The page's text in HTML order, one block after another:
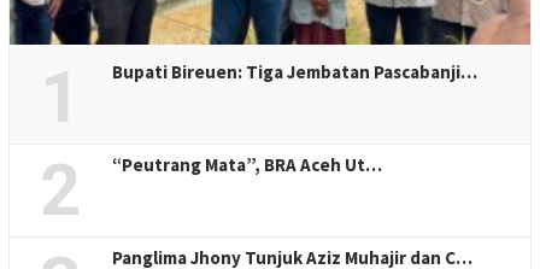
1 Bupati Bireuen: Tiga Jembatan Pascabanji…
2 “Peutrang Mata”, BRA Aceh Ut…
Panglima Jhony Tunjuk Aziz Muhajir dan C…